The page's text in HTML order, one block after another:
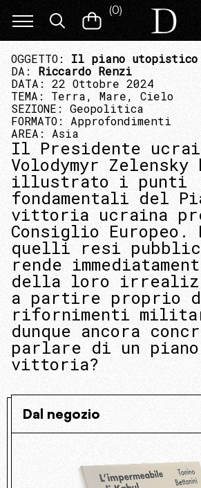
(0)
OGGETTO: Il piano utopistico
DA: Riccardo Renzi
DATA: 22 Ottobre 2024
TEMA: Terra, Mare, Cielo
SEZIONE: Geopolitica
FORMATO: Approfondimenti
AREA: Asia
Il Presidente
Volodymyr Zelensky
illustrato i punti
fondamentali del
vittoria ucraina
Consiglio Europeo.
quelli resi
rende
della loro
a partire proprio
rifornimenti
dunque ancora
parlare di un
vittoria?
Dal negozio